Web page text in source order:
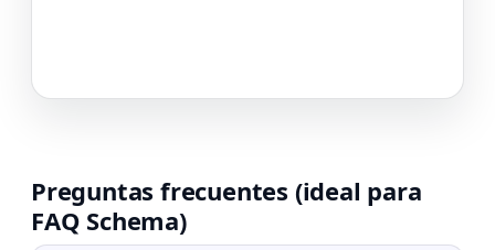
Preguntas frecuentes (ideal para
FAQ Schema)